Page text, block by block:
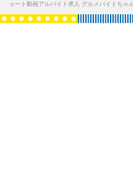
ョート動画アルバイト求人 グルメバイトちゃん